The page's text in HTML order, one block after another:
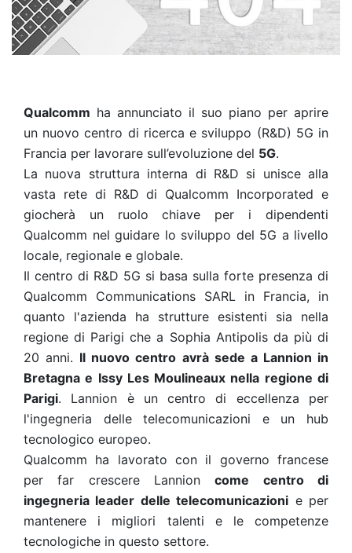
Qualcomm ha annunciato il suo piano per aprire
un nuovo centro di ricerca e sviluppo (R&D) 5G in
Francia per lavorare sull’evoluzione del 5G.
La nuova struttura interna di R&D si unisce alla
vasta rete di R&D di Qualcomm Incorporated e
giocherà un ruolo chiave per i dipendenti
Qualcomm nel guidare lo sviluppo del 5G a livello
locale, regionale e globale.
Il centro di R&D 5G si basa sulla forte presenza di
Qualcomm Communications SARL in Francia, in
quanto l'azienda ha strutture esistenti sia nella
regione di Parigi che a Sophia Antipolis da più di
20 anni. Il nuovo centro avrà sede a Lannion in
Bretagna e Issy Les Moulineaux nella regione di
Parigi. Lannion è un centro di eccellenza per
l'ingegneria delle telecomunicazioni e un hub
tecnologico europeo.
Qualcomm ha lavorato con il governo francese
per far crescere Lannioncome centro di
ingegneria leader delle telecomunicazioni e per
mantenere i migliori talenti e le competenze
tecnologiche in questo settore.